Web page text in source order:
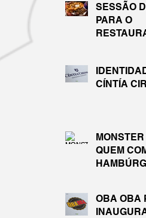
SESSÃO
PARA O
CÍNTÍA
QUEM
OBA OBA